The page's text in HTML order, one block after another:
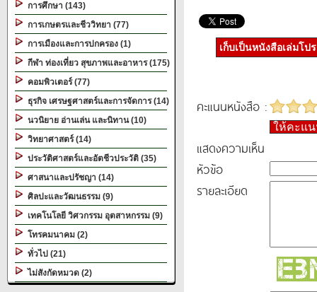
การศึกษา (143)
การเกษตรและชีววิทยา (77)
การเมืองและการปกครอง (1)
กีฬา ท่องเที่ยว สุขภาพและอาหาร (175)
คอมพิวเตอร์ (77)
ธุรกิจ เศรษฐศาสตร์และการจัดการ (14)
นวนิยาย อ่านเล่น และนิทาน (10)
วิทยาศาสตร์ (14)
ประวัติศาสตร์และอัตชีวประวัติ (35)
ศาสนาและปรัชญา (14)
ศิลปะและวัฒนธรรม (9)
เทคโนโลยี วิศวกรรม อุตสาหกรรม (9)
โทรคมนาคม (2)
ทั่วไป (21)
ไม่สังกัดหมวด (2)
เก็บเป็นหนังสือเล่มโป
คะแนนหนังสือ :
ให้คะแ
แสดงความเห็น
หัวข้อ
รายละเอียด